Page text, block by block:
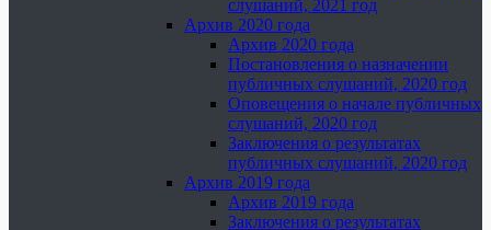
слушаний, 2021 год
Архив 2020 года
Архив 2020 года
Постановления о назначении
публичных слушаний, 2020 год
Оповещения о начале публичных
слушаний, 2020 год
Заключения о результатах
публичных слушаний, 2020 год
Архив 2019 года
Архив 2019 года
Заключения о результатах